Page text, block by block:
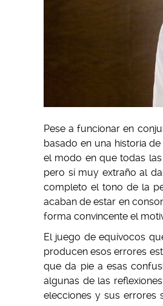
Pese a funcionar en
basado en una historia de
el modo en que todas
pero sí muy extraño al
completo el tono de la
acaban de estar en
forma convincente el
El juego de equívocos
producen esos errores
que da pie a esas
algunas de las
elecciones y sus errores